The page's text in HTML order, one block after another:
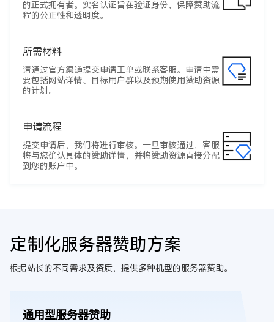
的正式拥有者。实名认证旨在验证身份，保障赞助流
程的公正性和透明度。
所需材料
请通过官方渠道提交申请工单或联系客服。申请中需
要包括网站详情、目标用户群以及预期使用赞助资源
的计划。
申请流程
提交申请后，我们将进行审核。一旦审核通过，客服
将与您确认具体的赞助详情，并将赞助资源直接分配
到您的账户中。
定制化服务器赞助方案
根据站长的不同需求及资质，提供多种机型的服务器赞助。
通用型服务器赞助